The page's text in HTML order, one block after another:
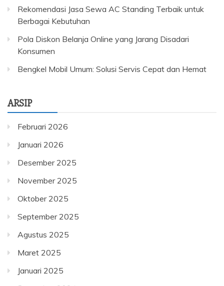
Rekomendasi Jasa Sewa AC Standing Terbaik untuk
Berbagai Kebutuhan
Pola Diskon Belanja Online yang Jarang Disadari
Konsumen
Bengkel Mobil Umum: Solusi Servis Cepat dan Hemat
ARSIP
Februari 2026
Januari 2026
Desember 2025
November 2025
Oktober 2025
September 2025
Agustus 2025
Maret 2025
Januari 2025